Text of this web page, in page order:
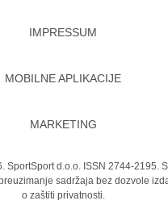
IMPRESSUM
MOBILNE APLIKACIJE
MARKETING
SportSport d.o.o. ISSN 2744-2195.
sadržaja bez dozvole
o zaštiti privatnosti.